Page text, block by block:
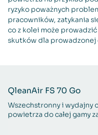
ryzyko poważnych
pracowników, zatykania
co z kolei może
skutków dla prowadzonej
QleanAir FS 70 Go
Wszechstronny i wydajny
powietrza do całej gamy